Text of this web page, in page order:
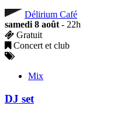
Délirium Café
samedi 8 août - 22h
Gratuit
Concert et club
Mix
DJ set